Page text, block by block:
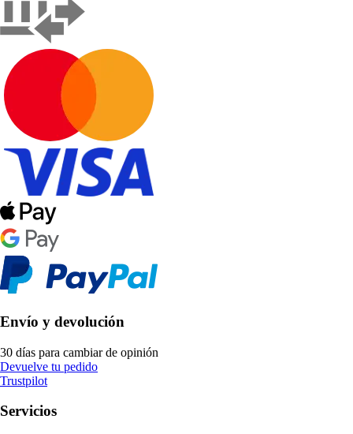
Envío y devolución
30 días para cambiar de opinión
Devuelve tu pedido
Trustpilot
Servicios